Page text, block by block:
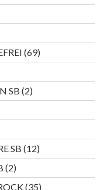
6969
Produkte
SB 22
Produkte
SB 1212
Produkte
22
Produkte
3535